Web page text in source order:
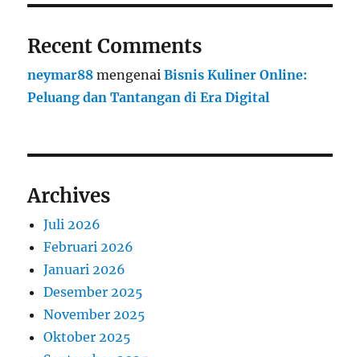
Recent Comments
neymar88 mengenaiBisnis Kuliner Online:
Peluang dan Tantangan di Era Digital
Archives
Juli 2026
Februari 2026
Januari 2026
Desember 2025
November 2025
Oktober 2025